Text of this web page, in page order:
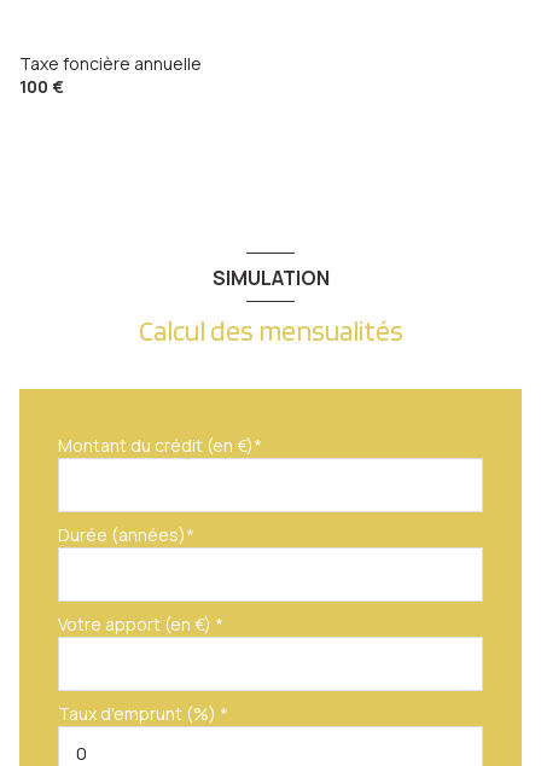
Taxe foncière annuelle
100 €
SIMULATION
Calcul des mensualités
Montant du crédit (en €)*
Durée (années)*
Votre apport (en €) *
Taux d'emprunt (%) *